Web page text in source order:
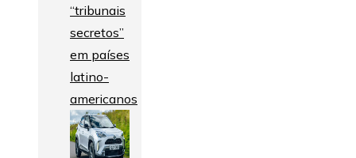
“tribunais
secretos”
em países
latino-
americanos